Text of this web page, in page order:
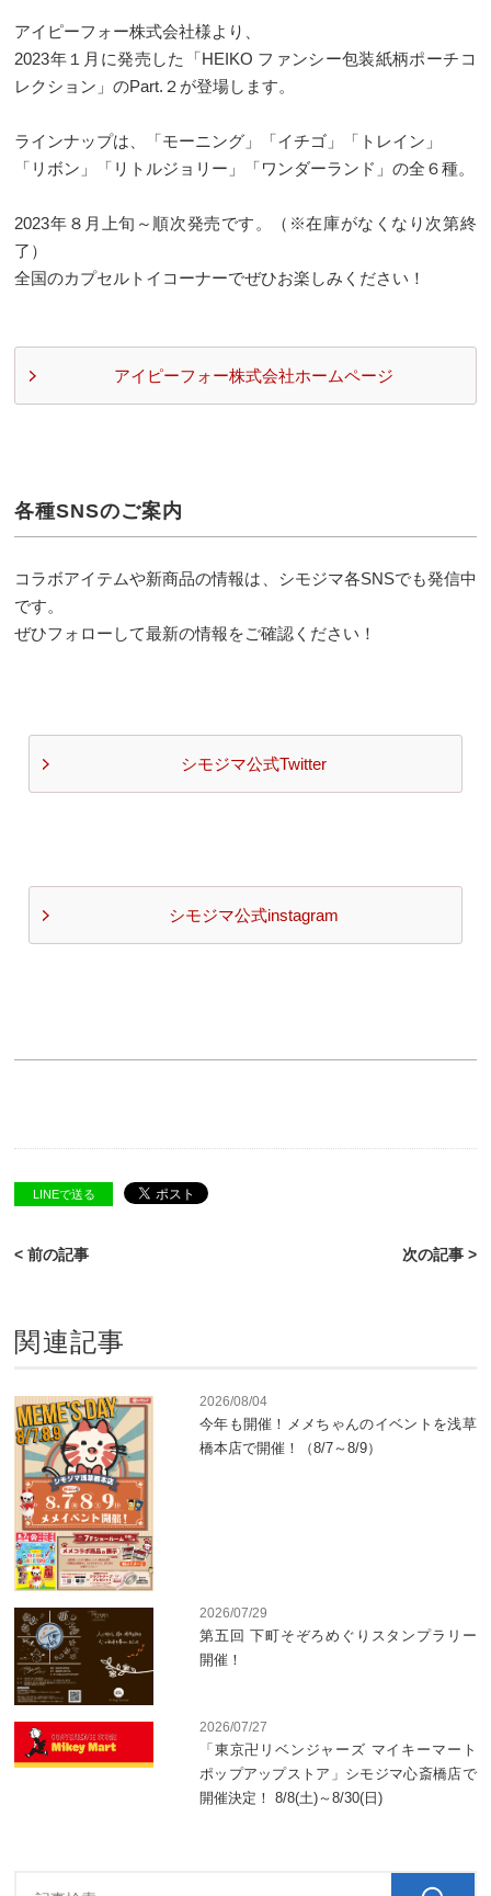
アイピーフォー株式会社様より、
2023年１月に発売した「HEIKO ファンシー包装紙柄ポーチコ
レクション」のPart.２が登場します。
ラインナップは、「モーニング」「イチゴ」「トレイン」
「リボン」「リトルジョリー」「ワンダーランド」の全６種。
2023年８月上旬～順次発売です。（※在庫がなくなり次第終
了）
全国のカプセルトイコーナーでぜひお楽しみください！
アイピーフォー株式会社ホームページ
各種SNSのご案内
コラボアイテムや新商品の情報は、シモジマ各SNSでも発信中
です。
ぜひフォローして最新の情報をご確認ください！
シモジマ公式Twitter
シモジマ公式instagram
LINEで送る
< 前の記事 次の記事 >
関連記事
2026/08/04
今年も開催！メメちゃんのイベントを浅草
橋本店で開催！（8/7～8/9）
2026/07/29
第五回 下町そぞろめぐりスタンプラリー
開催！
2026/07/27
「東京卍リベンジャーズ マイキーマート
ポップアップストア」シモジマ心斎橋店で
開催決定！ 8/8(土)～8/30(日)